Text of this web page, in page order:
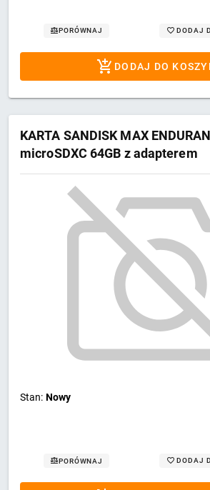
PORÓWNAJ DODAJ
DODAJ DO
KARTA SANDISK MAX
microSDXC 64GB z adapterem
Stan: Nowy
PORÓWNAJ DODAJ